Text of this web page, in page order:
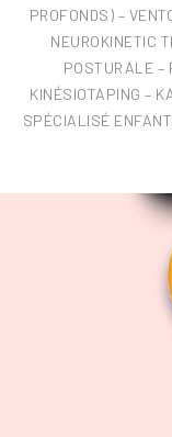
PROFONDS) –
NEUROKINETIC
POSTURALE –
KINÉSIOTAPING –
SPÉCIALISÉ